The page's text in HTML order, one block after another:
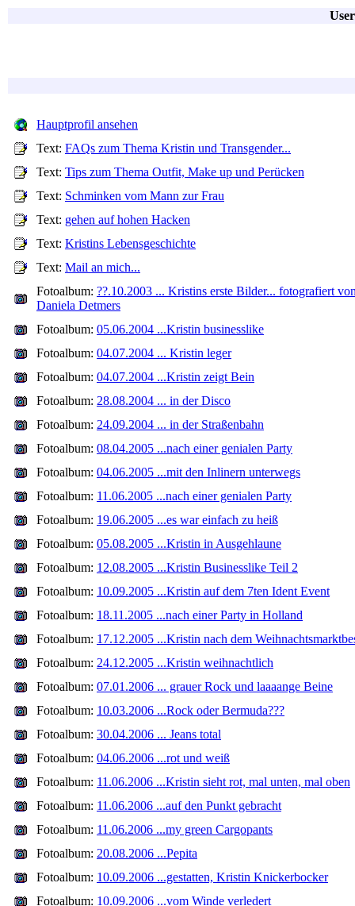
Hauptprofil ansehen
Text: FAQs zum Thema Kristin und Transgender...
Text: Tips zum Thema Outfit, Make up und Perücken
Text: Schminken vom Mann zur Frau
Text: gehen auf hohen Hacken
Text: Kristins Lebensgeschichte
Text: Mail an mich...
Fotoalbum: ??.10.2003 ... Kristins erste Bilder... fotografiert
Daniela Detmers
Fotoalbum: 05.06.2004 ...Kristin businesslike
Fotoalbum: 04.07.2004 ... Kristin leger
Fotoalbum: 04.07.2004 ...Kristin zeigt Bein
Fotoalbum: 28.08.2004 ... in der Disco
Fotoalbum: 24.09.2004 ... in der Straßenbahn
Fotoalbum: 08.04.2005 ...nach einer genialen Party
Fotoalbum: 04.06.2005 ...mit den Inlinern unterwegs
Fotoalbum: 11.06.2005 ...nach einer genialen Party
Fotoalbum: 19.06.2005 ...es war einfach zu heiß
Fotoalbum: 05.08.2005 ...Kristin in Ausgehlaune
Fotoalbum: 12.08.2005 ...Kristin Businesslike Teil 2
Fotoalbum: 10.09.2005 ...Kristin auf dem 7ten Ident Event
Fotoalbum: 18.11.2005 ...nach einer Party in Holland
Fotoalbum: 17.12.2005 ...Kristin nach dem
Fotoalbum: 24.12.2005 ...Kristin weihnachtlich
Fotoalbum: 07.01.2006 ... grauer Rock und laaaange Beine
Fotoalbum: 10.03.2006 ...Rock oder Bermuda???
Fotoalbum: 30.04.2006 ... Jeans total
Fotoalbum: 04.06.2006 ...rot und weiß
Fotoalbum: 11.06.2006 ...Kristin sieht rot, mal unten, mal oben
Fotoalbum: 11.06.2006 ...auf den Punkt gebracht
Fotoalbum: 11.06.2006 ...my green Cargopants
Fotoalbum: 20.08.2006 ...Pepita
Fotoalbum: 10.09.2006 ...gestatten, Kristin Knickerbocker
Fotoalbum: 10.09.2006 ...vom Winde verledert